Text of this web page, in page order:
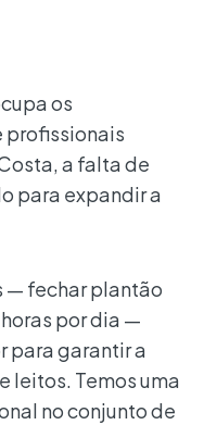
os
profissionais
a falta de
para expandir a
— fechar plantão
por dia —
para garantir a
leitos. Temos uma
no conjunto de